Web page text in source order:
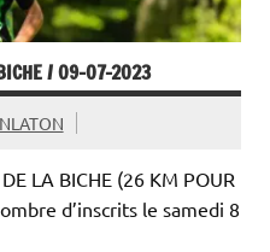
/ 09-07-2023
LA BICHE (26 KM POUR
d’inscrits le samedi 8